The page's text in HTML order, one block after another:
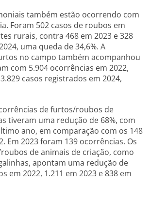
também estão ocorrendo com
Foram 502 casos de roubos em
rurais, contra 468 em 2023 e 328
uma queda de 34,6%. A
no campo também acompanhou
com 5.904 ocorrências em 2022,
casos registrados em 2024,
de furtos/roubos de
tiveram uma redução de 68%, com
ano, em comparação com os 148
Em 2023 foram 139 ocorrências. Os
de animais de criação, como
apontam uma redução de
em 2022, 1.211 em 2023 e 838 em